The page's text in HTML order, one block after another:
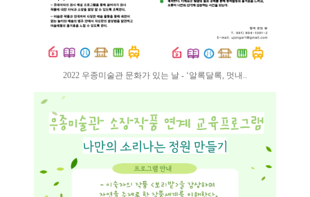
2022 우종미술관 문화가 있는 날 - ‘알록달록, 멋내..